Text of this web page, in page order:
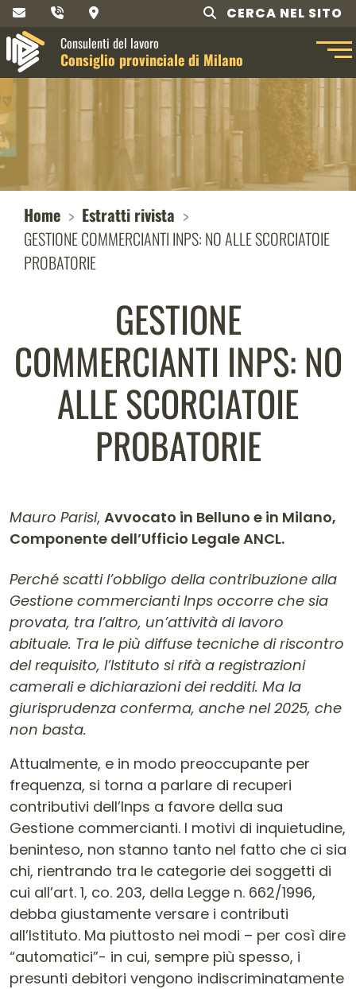
CERCA NEL SITO
Consulenti del lavoro
Consiglio provinciale di Milano
Home
Estratti rivista
GESTIONE COMMERCIANTI INPS: NO ALLE SCORCIATOIE
PROBATORIE
GESTIONE
COMMERCIANTI INPS: NO
ALLE SCORCIATOIE
PROBATORIE
Mauro Parisi, Avvocato in Belluno e in Milano,
Componente dell’Ufficio Legale ANCL.
Contenuto dell'articolo
Perché scatti l’obbligo della contribuzione alla
Gestione commercianti Inps occorre che sia
provata, tra l’altro, un’attività di lavoro
abituale. Tra le più diffuse tecniche di riscontro
del requisito, l’Istituto si rifà a registrazioni
camerali e dichiarazioni dei redditi. Ma la
giurisprudenza conferma, anche nel 2025, che
non basta.
Attualmente, e in modo preoccupante per
frequenza, si torna a parlare di recuperi
contributivi dell’Inps a favore della sua
Gestione commercianti. I motivi di inquietudine,
beninteso, non stanno tanto nel fatto che ci sia
chi, rientrando tra le categorie dei soggetti di
cui all’art. 1, co. 203, della Legge n. 662/1996,
debba giustamente versare i contributi
all’Istituto. Ma piuttosto nei modi – per così dire
“automatici”- in cui, sempre più spesso, i
presunti debitori vengono indiscriminatamente